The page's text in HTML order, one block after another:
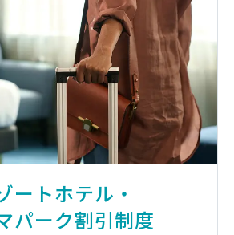
ートホテル・
パーク割引制度